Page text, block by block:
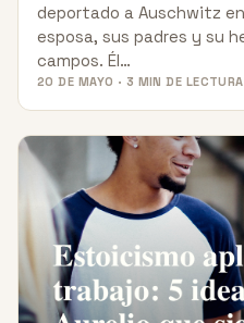
deportado a Auschwitz en
esposa, sus padres y su
campos. Él…
20 DE MAYO · 3 MIN DE LECTURA